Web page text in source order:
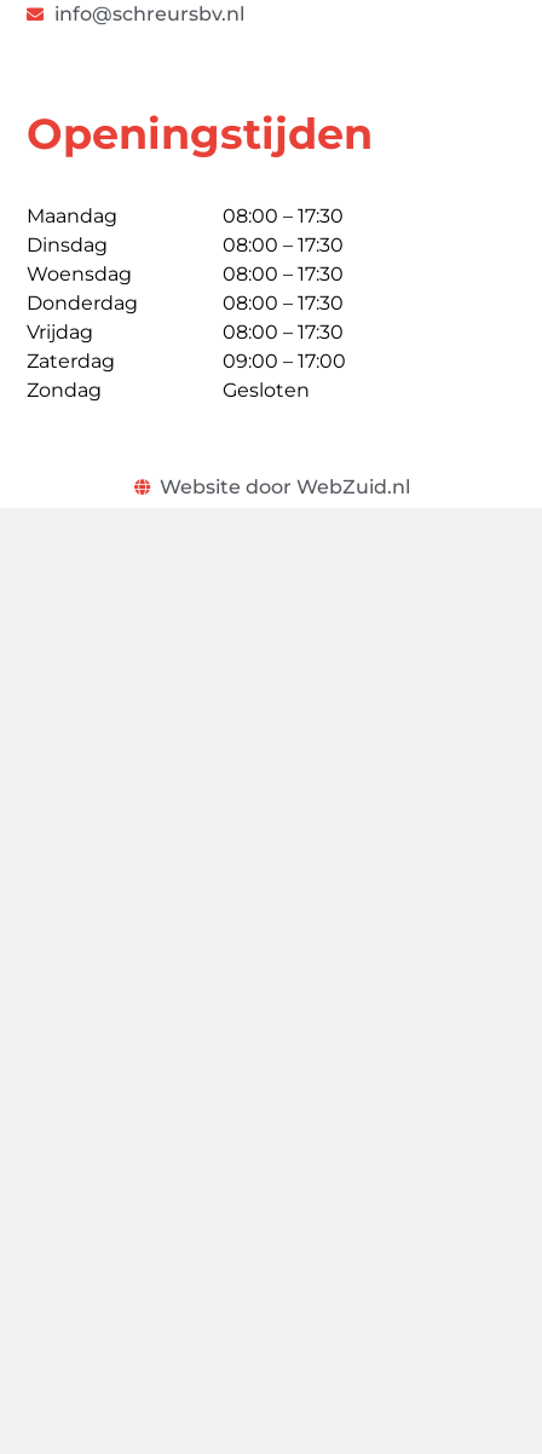
info@schreursbv.nl
Openingstijden
Maandag
Dinsdag
Woensdag
Donderdag
Vrijdag
Zaterdag
Zondag
08:00 – 17:30
08:00 – 17:30
08:00 – 17:30
08:00 – 17:30
08:00 – 17:30
09:00 – 17:00
Gesloten
Website door WebZuid.nl